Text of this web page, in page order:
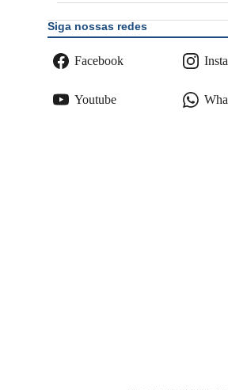
Siga nossas redes
Facebook
Youtube